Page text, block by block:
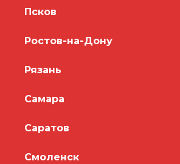
Псков
Ростов-на-Дону
Рязань
Самара
Саратов
Смоленск